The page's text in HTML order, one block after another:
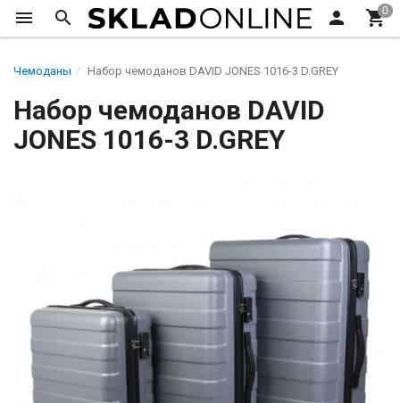
Чемоданы Набор чемоданов DAVID JONES 1016-3 D.GREY
Набор чемоданов DAVID
JONES 1016-3 D.GREY